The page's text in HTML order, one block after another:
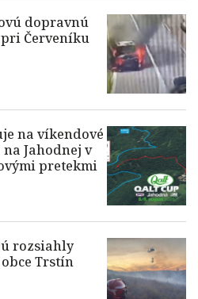
dopravnú
Červeníku
na víkendové
Jahodnej v
pretekmi
rozsiahly
Trstín